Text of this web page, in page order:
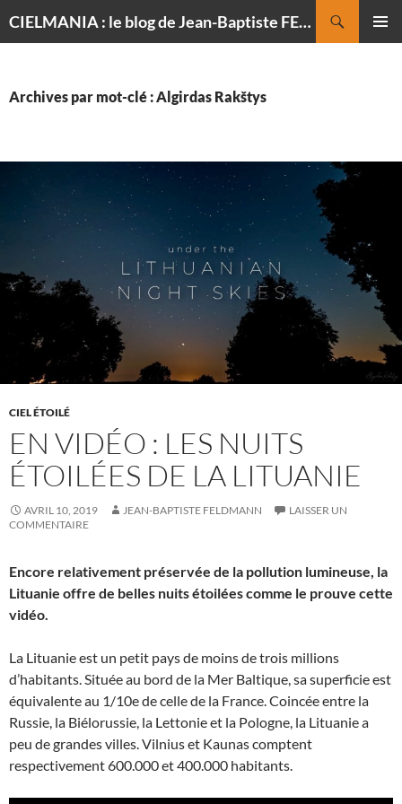
CIELMANIA : le blog de Jean-Baptiste FELDMANN, photographe du ciel
Archives par mot-clé : Algirdas Rakštys
CIEL ÉTOILÉ
EN VIDÉO : LES NUITS
ÉTOILÉES DE LA LITUANIE
AVRIL 10, 2019 JEAN-BAPTISTE FELDMANN
LAISSER UN
COMMENTAIRE
Encore relativement préservée de la pollution lumineuse, la
Lituanie offre de belles nuits étoilées comme le prouve cette
vidéo.
La Lituanie est un petit pays de moins de trois millions
d’habitants. Située au bord de la Mer Baltique, sa superficie est
équivalente au 1/10e de celle de la France. Coincée entre la
Russie, la Biélorussie, la Lettonie et la Pologne, la Lituanie a
peu de grandes villes. Vilnius et Kaunas comptent
respectivement 600.000 et 400.000 habitants.